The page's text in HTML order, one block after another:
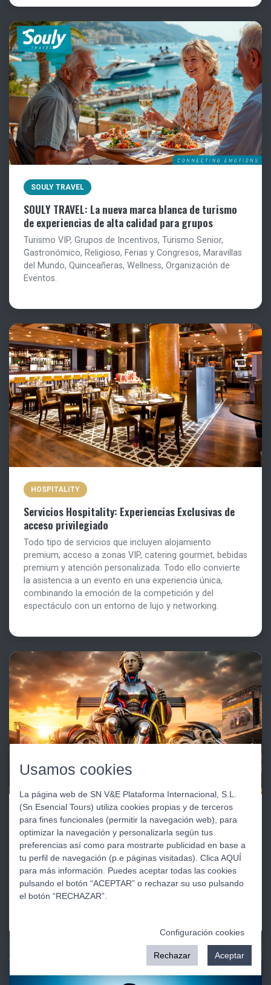
SOULY TRAVEL
SOULY TRAVEL: La nueva marca blanca de turismo
de experiencias de alta calidad para grupos
Turismo VIP, Grupos de Incentivos, Turismo Senior,
Gastronómico, Religioso, Ferias y Congresos, Maravillas
del Mundo, Quinceañeras, Wellness, Organización de
Eventos.
HOSPITALITY
Servicios Hospitality: Experiencias Exclusivas de
acceso privilegiado
Todo tipo de servicios que incluyen alojamiento
premium, acceso a zonas VIP, catering gourmet, bebidas
premium y atención personalizada. Todo ello convierte
la asistencia a un evento en una experiencia única,
combinando la emoción de la competición y del
espectáculo con un entorno de lujo y networking.
XPORTS TRAVEL
F1 llega a Madrid del 11 al 13 de septiembre 2026
El Gran Premio de Fórmula 1 de Madrid se perfila como
uno de los eventos más innovadores del calendario,
combinando un circuito semiurbano diseñado alrededor
del recinto ferial IFEMA con zonas urbanas adaptadas
Usamos cookies
La página web de SN V&E Plataforma Internacional, S.L.
(Sn Esencial Tours) utiliza cookies propias y de terceros
para fines funcionales (permitir la navegación web), para
optimizar la navegación y personalizarla según tus
preferencias así como para mostrarte publicidad en base a
tu perfil de navegación (p.e páginas visitadas). Clica AQUÍ
para más información. Puedes aceptar todas las cookies
pulsando el botón “ACEPTAR” o rechazar su uso pulsando
el botón “RECHAZAR”.
Configuración cookies
Rechazar Aceptar